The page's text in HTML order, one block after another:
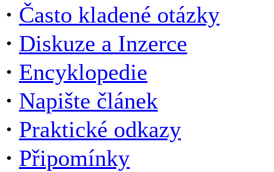
· Často kladené otázky
· Diskuze a Inzerce
· Encyklopedie
· Napište článek
· Praktické odkazy
· Připomínky